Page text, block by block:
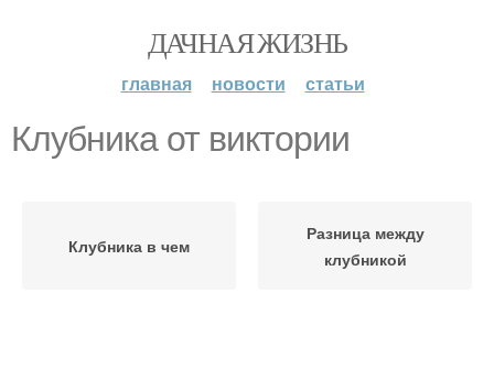
ДАЧНАЯ ЖИЗНЬ
главная новости статьи
Клубника от виктории
Клубника в чем
Разница между
клубникой